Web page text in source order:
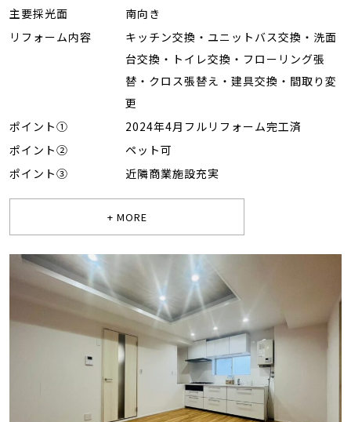
主要採光面
南向き
リフォーム内容
キッチン交換・ユニットバス交換・洗面
台交換・トイレ交換・フローリング張
替・クロス張替え・建具交換・間取り変
更
ポイント①
2024年4月フルリフォーム完工済
ポイント②
ペット可
ポイント③
近隣商業施設充実
+ MORE